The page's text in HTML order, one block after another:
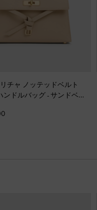
リチャ ノッテッドベルト
ンドルバッグ -サンドベー